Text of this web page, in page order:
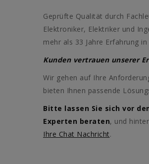
Geprüfte Qualität durch
Elektroniker, Elektriker und
mehr als 33 Jahre Erfahrung
Kunden vertrauen unserer
Wir gehen auf Ihre
bieten Ihnen passende
Bitte lassen Sie sich vor
Experten beraten, und
Ihre Chat Nachricht.